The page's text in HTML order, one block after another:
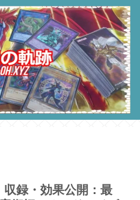
収録・効果公開：最